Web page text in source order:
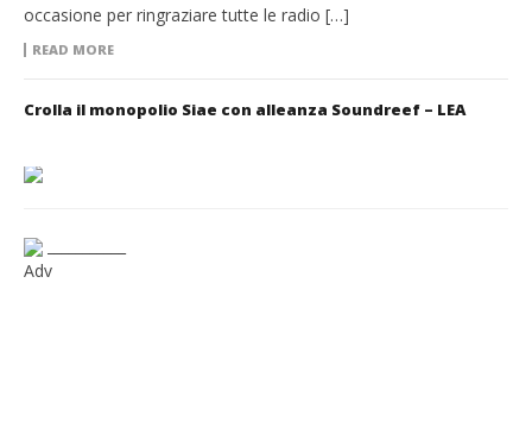
occasione per ringraziare tutte le radio […]
READ MORE
Crolla il monopolio Siae con alleanza Soundreef – LEA
Adv